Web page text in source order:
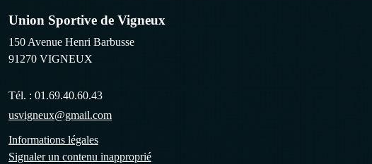
Union Sportive de Vigneux
150 Avenue Henri Barbusse
91270 VIGNEUX
Tél. : 01.69.40.60.43
usvigneux@gmail.com
Informations légales
Signaler un contenu inapproprié